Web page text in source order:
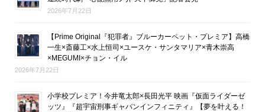
2026年7月22日
【Prime Original『犯罪者』ブルーカーペット・プレミア】高橋
一生×斎藤工×水上恒司×ユースケ・サンタマリア×青木崇高
×MEGUMI×チョン・イル
2026年7月22日
小学校プレミア！今井竜太郎×長田光平 映画『仮面ライダーゼ
ッツ』『超宇宙刑事ギャバンインフィニティ』【夢を叶える！